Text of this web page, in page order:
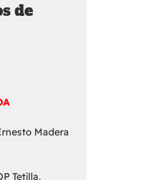
de
Madera
Tetilla,